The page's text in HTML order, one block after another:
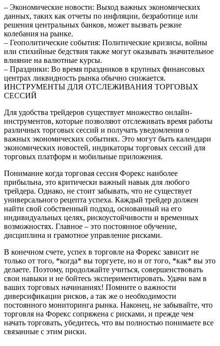
– Экономические новости: Выход важных экономических
данных, таких как отчеты по инфляции, безработице или
решения центральных банков, может вызвать резкие
колебания на рынке.
– Геополитические события: Политические кризисы, войны
или стихийные бедствия также могут оказывать значительное
влияние на валютные курсы.
– Праздники: Во время праздников в крупных финансовых
центрах ликвидность рынка обычно снижается.
ИНСТРУМЕНТЫ ДЛЯ ОТСЛЕЖИВАНИЯ ТОРГОВЫХ
СЕССИЙ
Для удобства трейдеров существует множество онлайн-
инструментов, которые позволяют отслеживать время работы
различных торговых сессий и получать уведомления о
важных экономических событиях. Это могут быть календари
экономических новостей, индикаторы торговых сессий для
торговых платформ и мобильные приложения.
Понимание когда торговая сессия Форекс наиболее
прибыльна, это критически важный навык для любого
трейдера. Однако, не стоит забывать, что не существует
универсального рецепта успеха. Каждый трейдер должен
найти свой собственный подход, основанный на его
индивидуальных целях, рискоустойчивости и временных
возможностях. Главное – это постоянное обучение,
дисциплина и грамотное управление рисками.
В конечном счете, успех в торговле на Форекс зависит не
только от того, *когда* вы торгуете, но и от того, *как* вы это
делаете. Поэтому, продолжайте учиться, совершенствовать
свои навыки и не бойтесь экспериментировать. Удачи вам в
ваших торговых начинаниях! Помните о важности
диверсификации рисков, а так же о необходимости
постоянного мониторинга рынка. Наконец, не забывайте, что
торговля на Форекс сопряжена с рисками, и прежде чем
начать торговать, убедитесь, что вы полностью понимаете все
связанные с этим риски.